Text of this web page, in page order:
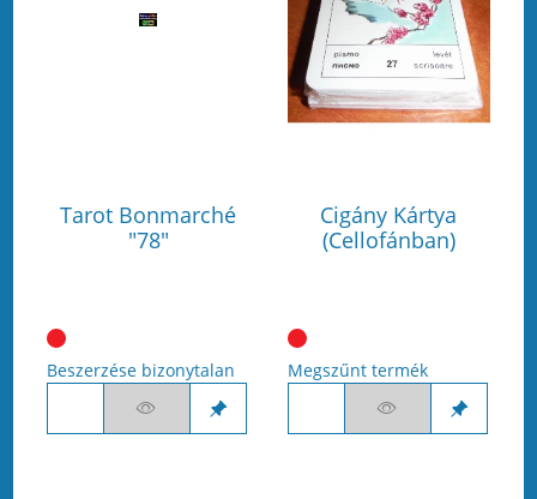
Tarot Bonmarché
"78"
Beszerzése bizonytalan
Cigány Kártya
(Cellofánban)
Megszűnt termék